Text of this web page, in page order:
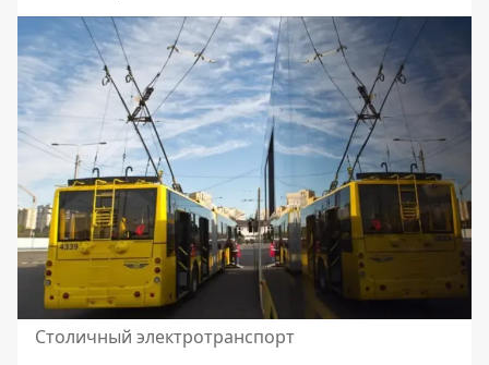
Столичный электротранспорт